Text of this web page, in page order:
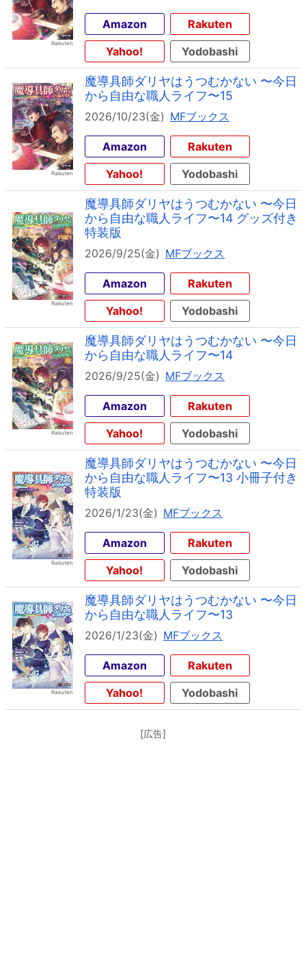
Amazon
Rakuten
Yahoo!
Yodobashi
魔導具師ダリヤはうつむかない 〜今日
から自由な職人ライフ〜15
2026/10/23(金) MFブックス
Amazon
Rakuten
Yahoo!
Yodobashi
魔導具師ダリヤはうつむかない 〜今日
から自由な職人ライフ〜14 グッズ付き
特装版
2026/9/25(金) MFブックス
Amazon
Rakuten
Yahoo!
Yodobashi
魔導具師ダリヤはうつむかない 〜今日
から自由な職人ライフ〜14
2026/9/25(金) MFブックス
Amazon
Rakuten
Yahoo!
Yodobashi
魔導具師ダリヤはうつむかない 〜今日
から自由な職人ライフ〜13 小冊子付き
特装版
2026/1/23(金) MFブックス
Amazon
Rakuten
Yahoo!
Yodobashi
魔導具師ダリヤはうつむかない 〜今日
から自由な職人ライフ〜13
2026/1/23(金) MFブックス
Amazon
Rakuten
Yahoo!
Yodobashi
[広告]